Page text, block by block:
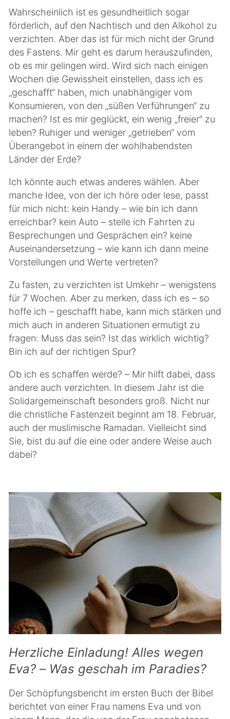
Wahrscheinlich ist es gesundheitlich sogar
förderlich, auf den Nachtisch und den Alkohol zu
verzichten. Aber das ist für mich nicht der Grund
des Fastens. Mir geht es darum herauszufinden,
ob es mir gelingen wird. Wird sich nach einigen
Wochen die Gewissheit einstellen, dass ich es
„geschafft“ haben, mich unabhängiger vom
Konsumieren, von den „süßen Verführungen“ zu
machen? Ist es mir geglückt, ein wenig „freier“ zu
leben? Ruhiger und weniger „getrieben“ vom
Überangebot in einem der wohlhabendsten
Länder der Erde?
Ich könnte auch etwas anderes wählen. Aber
manche Idee, von der ich höre oder lese, passt
für mich nicht: kein Handy – wie bin ich dann
erreichbar? kein Auto – stelle ich Fahrten zu
Besprechungen und Gesprächen ein? keine
Auseinandersetzung – wie kann ich dann meine
Vorstellungen und Werte vertreten?
Zu fasten, zu verzichten ist Umkehr – wenigstens
für 7 Wochen. Aber zu merken, dass ich es – so
hoffe ich – geschafft habe, kann mich stärken und
mich auch in anderen Situationen ermutigt zu
fragen: Muss das sein? Ist das wirklich wichtig?
Bin ich auf der richtigen Spur?
Ob ich es schaffen werde? – Mir hilft dabei, dass
andere auch verzichten. In diesem Jahr ist die
Solidargemeinschaft besonders groß. Nicht nur
die christliche Fastenzeit beginnt am 18. Februar,
auch der muslimische Ramadan. Vielleicht sind
Sie, bist du auf die eine oder andere Weise auch
dabei?
Herzliche Einladung! Alles wegen
Eva? – Was geschah im Paradies?
Der Schöpfungsbericht im ersten Buch der Bibel
berichtet von einer Frau namens Eva und von